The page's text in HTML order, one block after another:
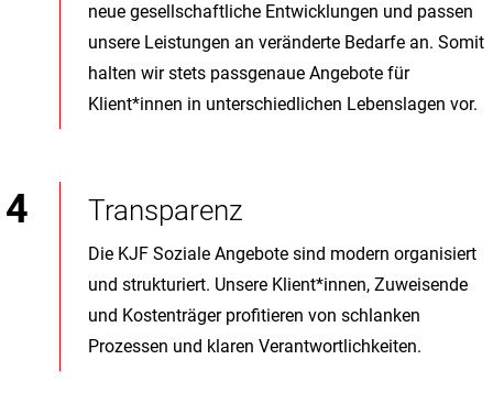
neue gesellschaftliche Entwicklungen und passen
unsere Leistungen an veränderte Bedarfe an. Somit
halten wir stets passgenaue Angebote für
Klient*innen in unterschiedlichen Lebenslagen vor.
Transparenz
Die KJF Soziale Angebote sind modern organisiert
und strukturiert. Unsere Klient*innen, Zuweisende
und Kostenträger profitieren von schlanken
Prozessen und klaren Verantwortlichkeiten.